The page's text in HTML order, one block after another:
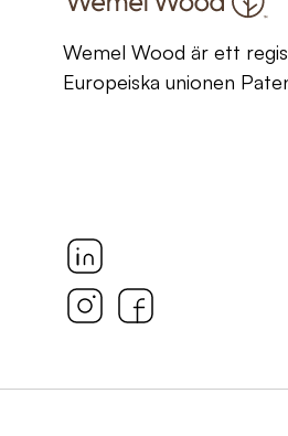
Wemel Wood är ett
Europeiska unionen